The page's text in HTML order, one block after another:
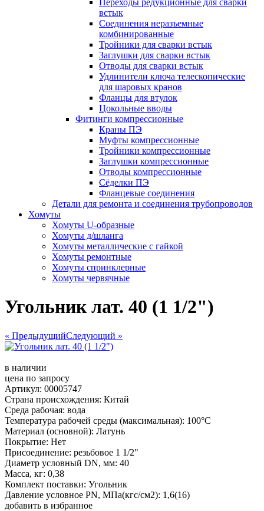
Переходы редукционные для сварки
встык
Соединения неразъемные
комбинированные
Тройники для сварки встык
Заглушки для сварки встык
Отводы для сварки встык
Удлинители ключа телескопические
для шаровых кранов
Фланцы для втулок
Цокольные вводы
Фитинги компрессионные
Краны ПЭ
Муфты компрессионные
Тройники компрессионные
Заглушки компрессионные
Отводы компрессионные
Сёделки ПЭ
Фланцевые соединения
Детали для ремонта и соединения трубопроводов
Хомуты
Хомуты U-образные
Хомуты д/шланга
Хомуты металлические с гайкой
Хомуты ремонтные
Хомуты спринклерные
Хомуты червячные
Угольник лат. 40 (1 1/2")
« ПредыдущийСледующий »
в наличии
цена по запросу
Артикул: 00005747
Страна происхождения: Китай
Среда рабочая: вода
Температура рабочей среды (максимальная): 100°С
Материал (основной): Латунь
Покрытие: Нет
Присоединение: резьбовое 1 1/2"
Диаметр условный DN, мм: 40
Масса, кг: 0,38
Комплект поставки: Угольник
Давление условное PN, МПа(кгс/см2): 1,6(16)
добавить в избранное